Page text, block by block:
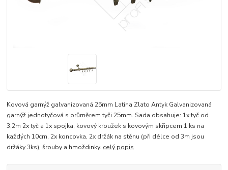
Kovová garnýž galvanizovaná 25mm Latina Zlato Antyk Galvanizovaná
garnýž jednotyčová s průměrem tyči 25mm. Sada obsahuje: 1x tyč od
3,2m 2x tyč a 1x spojka, kovový kroužek s kovovým skřipcem 1 ks na
každých 10cm, 2x koncovka, 2x držák na stěnu (při délce od 3m jsou
držáky 3ks), šrouby a hmoždinky. celý popis